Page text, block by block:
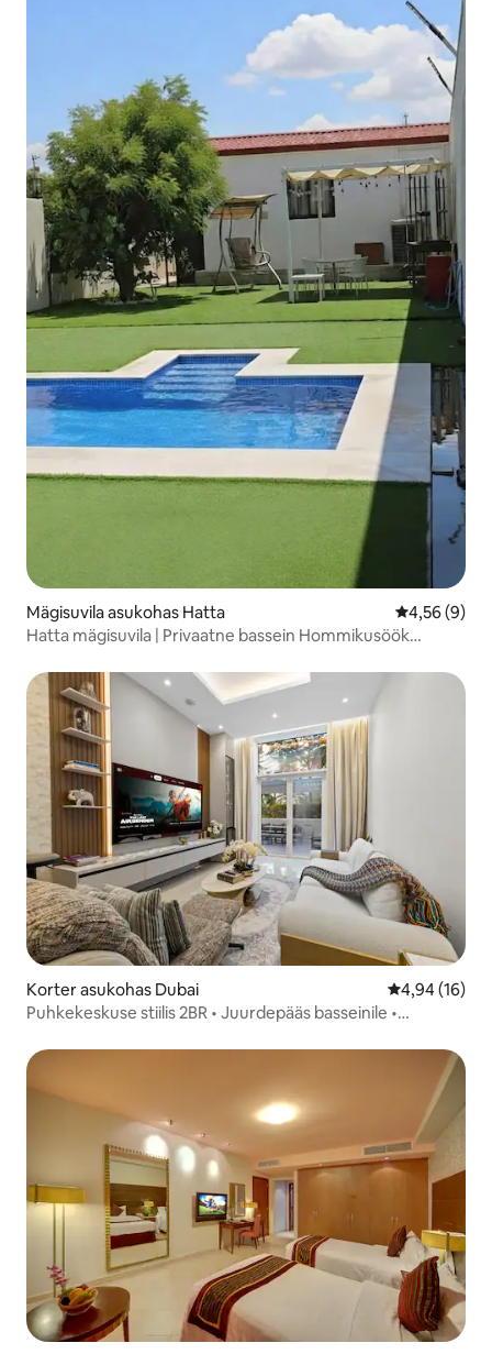
Mägisuvila asukohas Hatta Keskmine
4,56 (9)
Hatta mägisuvila | Privaatne bassein Hommikusöök
Korter asukohas Dubai Keskmine
4,94 (16)
Puhkekeskuse stiilis 2BR • Juurdepääs basseinile •